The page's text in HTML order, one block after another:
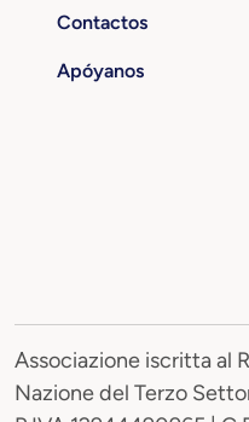
Contactos
Apóyanos
Associazione iscritta al
Nazione del Terzo